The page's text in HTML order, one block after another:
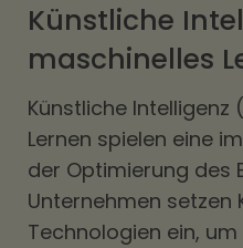
Künstliche
maschinelles
Künstliche Intelligenz
Lernen spielen eine
der Optimierung des
Unternehmen setzen
Technologien ein,